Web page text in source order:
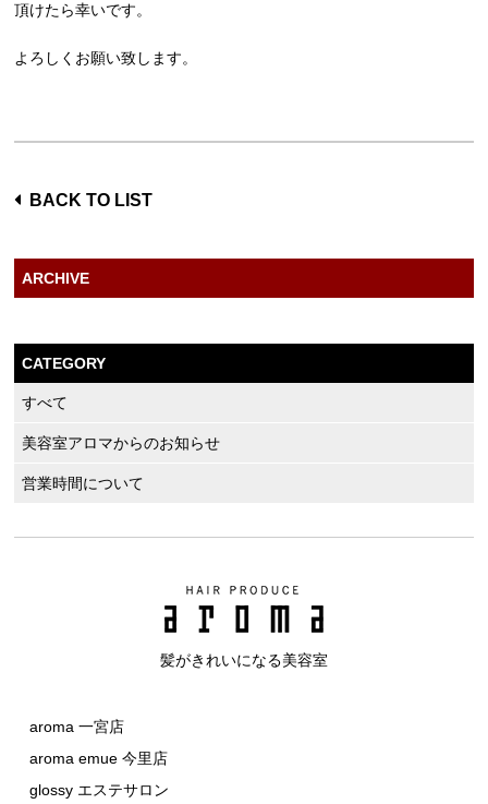
頂けたら幸いです。
よろしくお願い致します。
BACK TO LIST
ARCHIVE
CATEGORY
すべて
美容室アロマからのお知らせ
営業時間について
髪がきれいになる美容室
aroma 一宮店
aroma emue 今里店
glossy エステサロン